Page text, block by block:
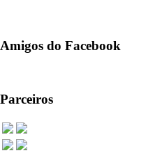
Amigos do Facebook
Parceiros